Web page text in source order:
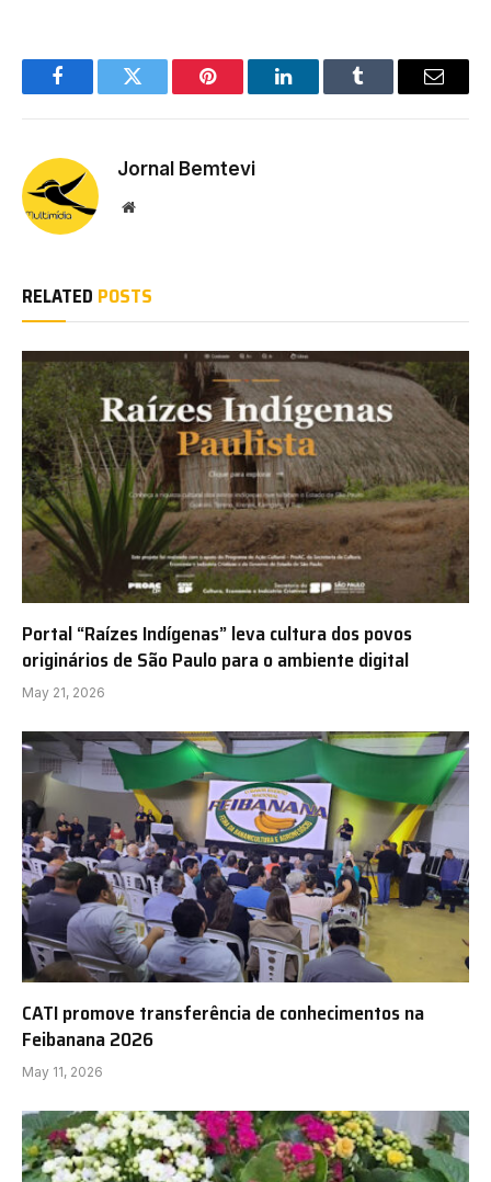
FacebookTwitter Pinterest LinkedInTumblr Email
Jornal Bemtevi
Website
RELATED POSTS
Portal “Raízes Indígenas” leva cultura dos povos
originários de São Paulo para o ambiente digital
May 21, 2026
CATI promove transferência de conhecimentos na
Feibanana 2026
May 11, 2026